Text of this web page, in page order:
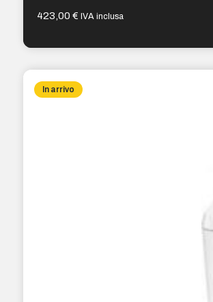
423,00€ IVA inclusa
In arrivo